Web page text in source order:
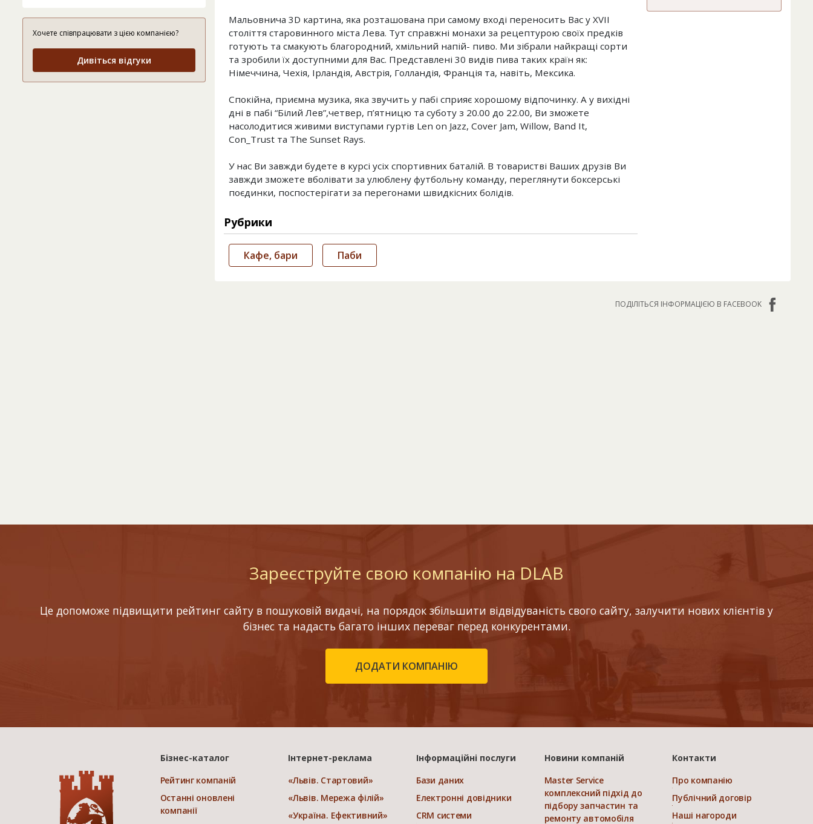
Хочете співпрацювати з цією компанією?
Дивіться відгуки
Мальовнича 3D картина, яка розташована при самому вході переносить Вас у XVII
століття старовинного міста Лева. Тут справжні монахи за рецептурою своїх предків
готують та смакують благородний, хмільний напій- пиво. Ми зібрали найкращі сорти
та зробили їх доступними для Вас. Представлені 30 видів пива таких країн як:
Німеччина, Чехія, Ірландія, Австрія, Голландія, Франція та, навіть, Мексика.
Спокійна, приємна музика, яка звучить у пабі сприяє хорошому відпочинку. А у вихідні
дні в пабі “Білий Лев”,четвер, п’ятницю та суботу з 20.00 до 22.00, Ви зможете
насолодитися живими виступами гуртів Len on Jazz, Cover Jam, Willow, Band It,
Con_Trust та The Sunset Rays.
У нас Ви завжди будете в курсі усіх спортивних баталій. В товаристві Ваших друзів Ви
завжди зможете вболівати за улюблену футбольну команду, переглянути боксерські
поєдинки, поспостерігати за перегонами швидкісних болідів.
Рубрики
Кафе, бари Паби
ПОДІЛІТЬСЯ ІНФОРМАЦІЄЮ В FACEBOOK
Зареєструйте свою компанію на DLAB
Це допоможе підвищити рейтинг сайту в пошуковій видачі, на порядок збільшити відвідуваність свого сайту, залучити нових клієнтів у
бізнес та надасть багато інших переваг перед конкурентами.
ДОДАТИ КОМПАНІЮ
Бізнес-каталог
Рейтинг компаній
Останні оновлені
компанії
Інтернет-реклама
«Львів. Стартовий»
«Львів. Мережа філій»
«Україна. Ефективний»
Інформаційні послуги
Бази даних
Електронні довідники
CRM системи
Новини компаній
Master Service
комплексний підхід до
підбору запчастин та
ремонту автомобіля
Контакти
Про компанію
Публічний договір
Наші нагороди